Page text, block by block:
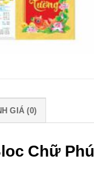
GIÁ (0)
Chữ